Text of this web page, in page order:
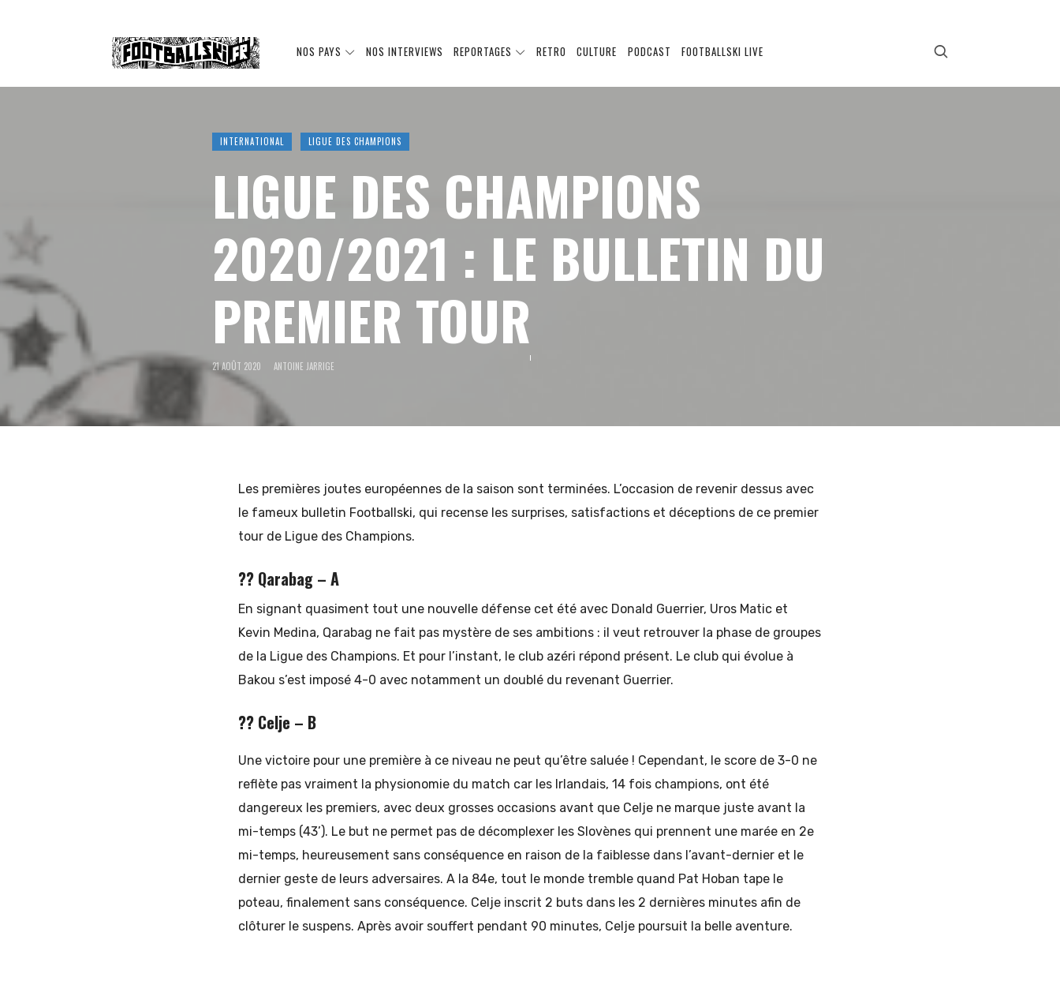
Footballski NOS PAYS NOS INTERVIEWS REPORTAGES RETRO CULTURE PODCAST FOOTBALLSKI LIVE
INTERNATIONAL LIGUE DES CHAMPIONS
LIGUE DES CHAMPIONS
2020/2021 : LE BULLETIN DU
PREMIER TOUR
21 AOÛT 2020 ANTOINE JARRIGE
Les premières joutes européennes de la saison sont terminées. L’occasion de revenir dessus avec
le fameux bulletin Footballski, qui recense les surprises, satisfactions et déceptions de ce premier
tour de Ligue des Champions.
?? Qarabag – A
En signant quasiment tout une nouvelle défense cet été avec Donald Guerrier, Uros Matic et
Kevin Medina, Qarabag ne fait pas mystère de ses ambitions : il veut retrouver la phase de groupes
de la Ligue des Champions. Et pour l’instant, le club azéri répond présent. Le club qui évolue à
Bakou s’est imposé 4-0 avec notamment un doublé du revenant Guerrier.
?? Celje – B
Une victoire pour une première à ce niveau ne peut qu’être saluée ! Cependant, le score de 3-0 ne
reflète pas vraiment la physionomie du match car les Irlandais, 14 fois champions, ont été
dangereux les premiers, avec deux grosses occasions avant que Celje ne marque juste avant la
mi-temps (43’). Le but ne permet pas de décomplexer les Slovènes qui prennent une marée en 2e
mi-temps, heureusement sans conséquence en raison de la faiblesse dans l’avant-dernier et le
dernier geste de leurs adversaires. A la 84e, tout le monde tremble quand Pat Hoban tape le
poteau, finalement sans conséquence. Celje inscrit 2 buts dans les 2 dernières minutes afin de
clôturer le suspens. Après avoir souffert pendant 90 minutes, Celje poursuit la belle aventure.